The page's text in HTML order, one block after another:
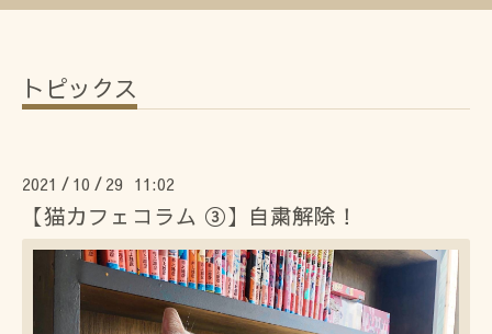
トピックス
2021 / 10 / 29 11:02
【猫カフェコラム ③】自粛解除！